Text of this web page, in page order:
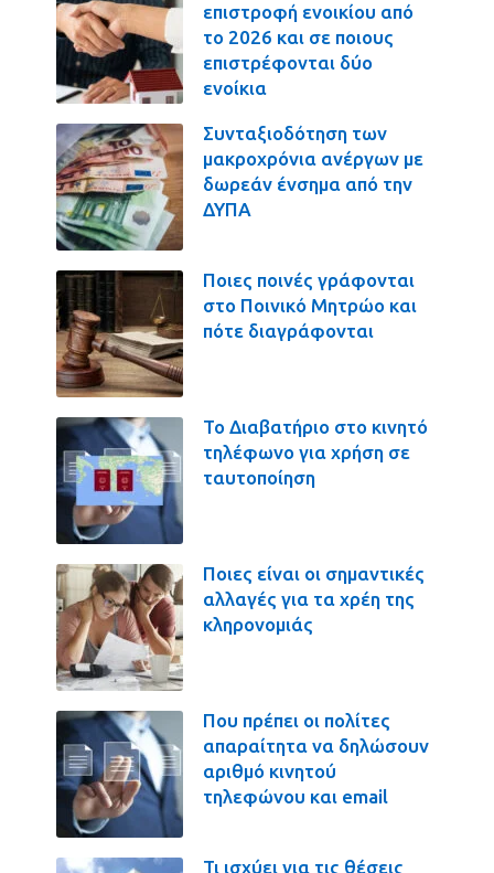
επιστροφή ενοικίου από
το 2026 και σε ποιους
επιστρέφονται δύο
ενοίκια
Συνταξιοδότηση των
μακροχρόνια ανέργων με
δωρεάν ένσημα από την
ΔΥΠΑ
Ποιες ποινές γράφονται
στο Ποινικό Μητρώο και
πότε διαγράφονται
Το Διαβατήριο στο κινητό
τηλέφωνο για χρήση σε
ταυτοποίηση
Ποιες είναι οι σημαντικές
αλλαγές για τα χρέη της
κληρονομιάς
Που πρέπει οι πολίτες
απαραίτητα να δηλώσουν
αριθμό κινητού
τηλεφώνου και email
Τι ισχύει για τις θέσεις